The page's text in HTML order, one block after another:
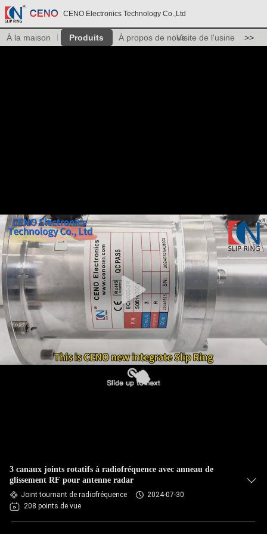
CENO Electronics Technology Co.,Ltd
À la maison Produits À propos de nousVisite de l'usine >>
3 canaux joints rotatifs à radiofréquence avec anneau de
glissement RF pour antenne radar
Joint tournant de radiofréquence
2024-07-30
208 points de vue